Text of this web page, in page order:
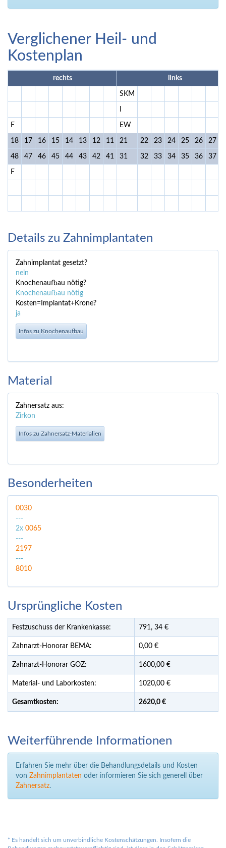
Verglichener Heil- und
Kostenplan
rechts links
SKM
F EW
18 17 16 15 14 13 12 11 21 22 23 24 25 26 27
48 47 46 45 44 43 42 41 31 32 33 34 35 36 37
F
Details zu Zahnimplantaten
Zahnimplantat gesetzt?
nein
Knochenaufbau nötig?
Knochenaufbau nötig
Kosten=Implantat+Krone?
ja
Infos zu Knochenaufbau
Material
Zahnersatz aus:
Zirkon
Infos zu Zahnersatz-Materialien
Besonderheiten
0030
---
2x 0065
---
2197
---
8010
Ursprüngliche Kosten
Festzuschuss der Krankenkasse: 791, 34 €
Zahnarzt-Honorar BEMA: 0,00 €
Zahnarzt-Honorar GOZ: 1600,00 €
Material- und Laborkosten: 1020,00 €
Gesamtkosten: 2620,0 €
Weiterführende Informationen
Erfahren Sie mehr über die Behandlungsdetails und Kosten
von Zahnimplantaten oder informieren Sie sich generell über
Zahnersatz.
* Es handelt sich um unverbindliche Kostenschätzungen. Insofern die